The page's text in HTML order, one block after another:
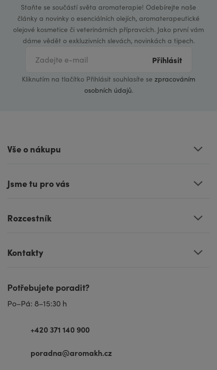
Staňte se součástí světa aromaterapie! Odebírejte naše
články a novinky o esenciálních olejích, aromaterapeutické
olejové kosmetice či veterinárních přípravcích. Jako první vám
dáme vědět o exkluzivních slevách, novinkách a tipech.
Přihlásit
Kliknutím na tlačítko Přihlásit souhlasíte se zpracováním
osobních údajů.
Vše o nákupu
Jsme tu pro vás
Rozcestník
Kontakty
Potřebujete poradit?
Po–Pá: 8–15:30 h
+420 371 140 900
poradna@aromakh.cz